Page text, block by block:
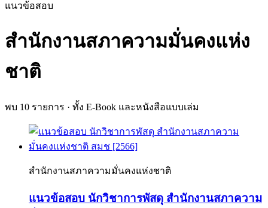
แนวข้อสอบ
สำนักงานสภาความมั่นคงแห่ง
ชาติ
พบ 10 รายการ · ทั้ง E-Book และหนังสือแบบเล่ม
สำนักงานสภาความมั่นคงแห่งชาติ
แนวข้อสอบ นักวิชาการพัสดุ สำนักงานสภาความ